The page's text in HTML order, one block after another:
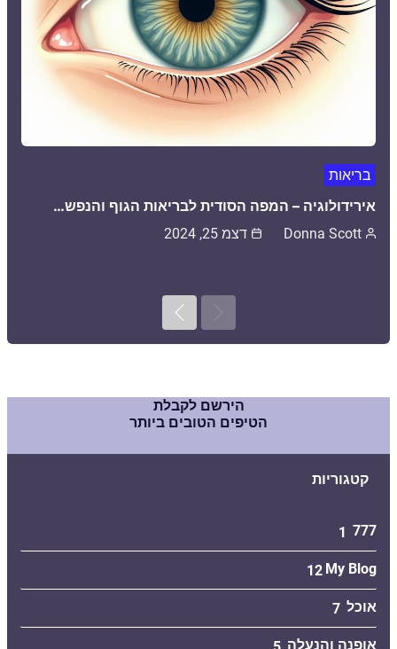
בריאות
אירידולוגיה – המפה הסודית לבריאות הגוף והנפש…
Donna Scott דצמ 25, 2024
Previous
Next
הירשם לקבלת
הטיפים הטובים ביותר
קטגוריות
777
1
My Blog
12
אוכל 7
אופנה והנעלה